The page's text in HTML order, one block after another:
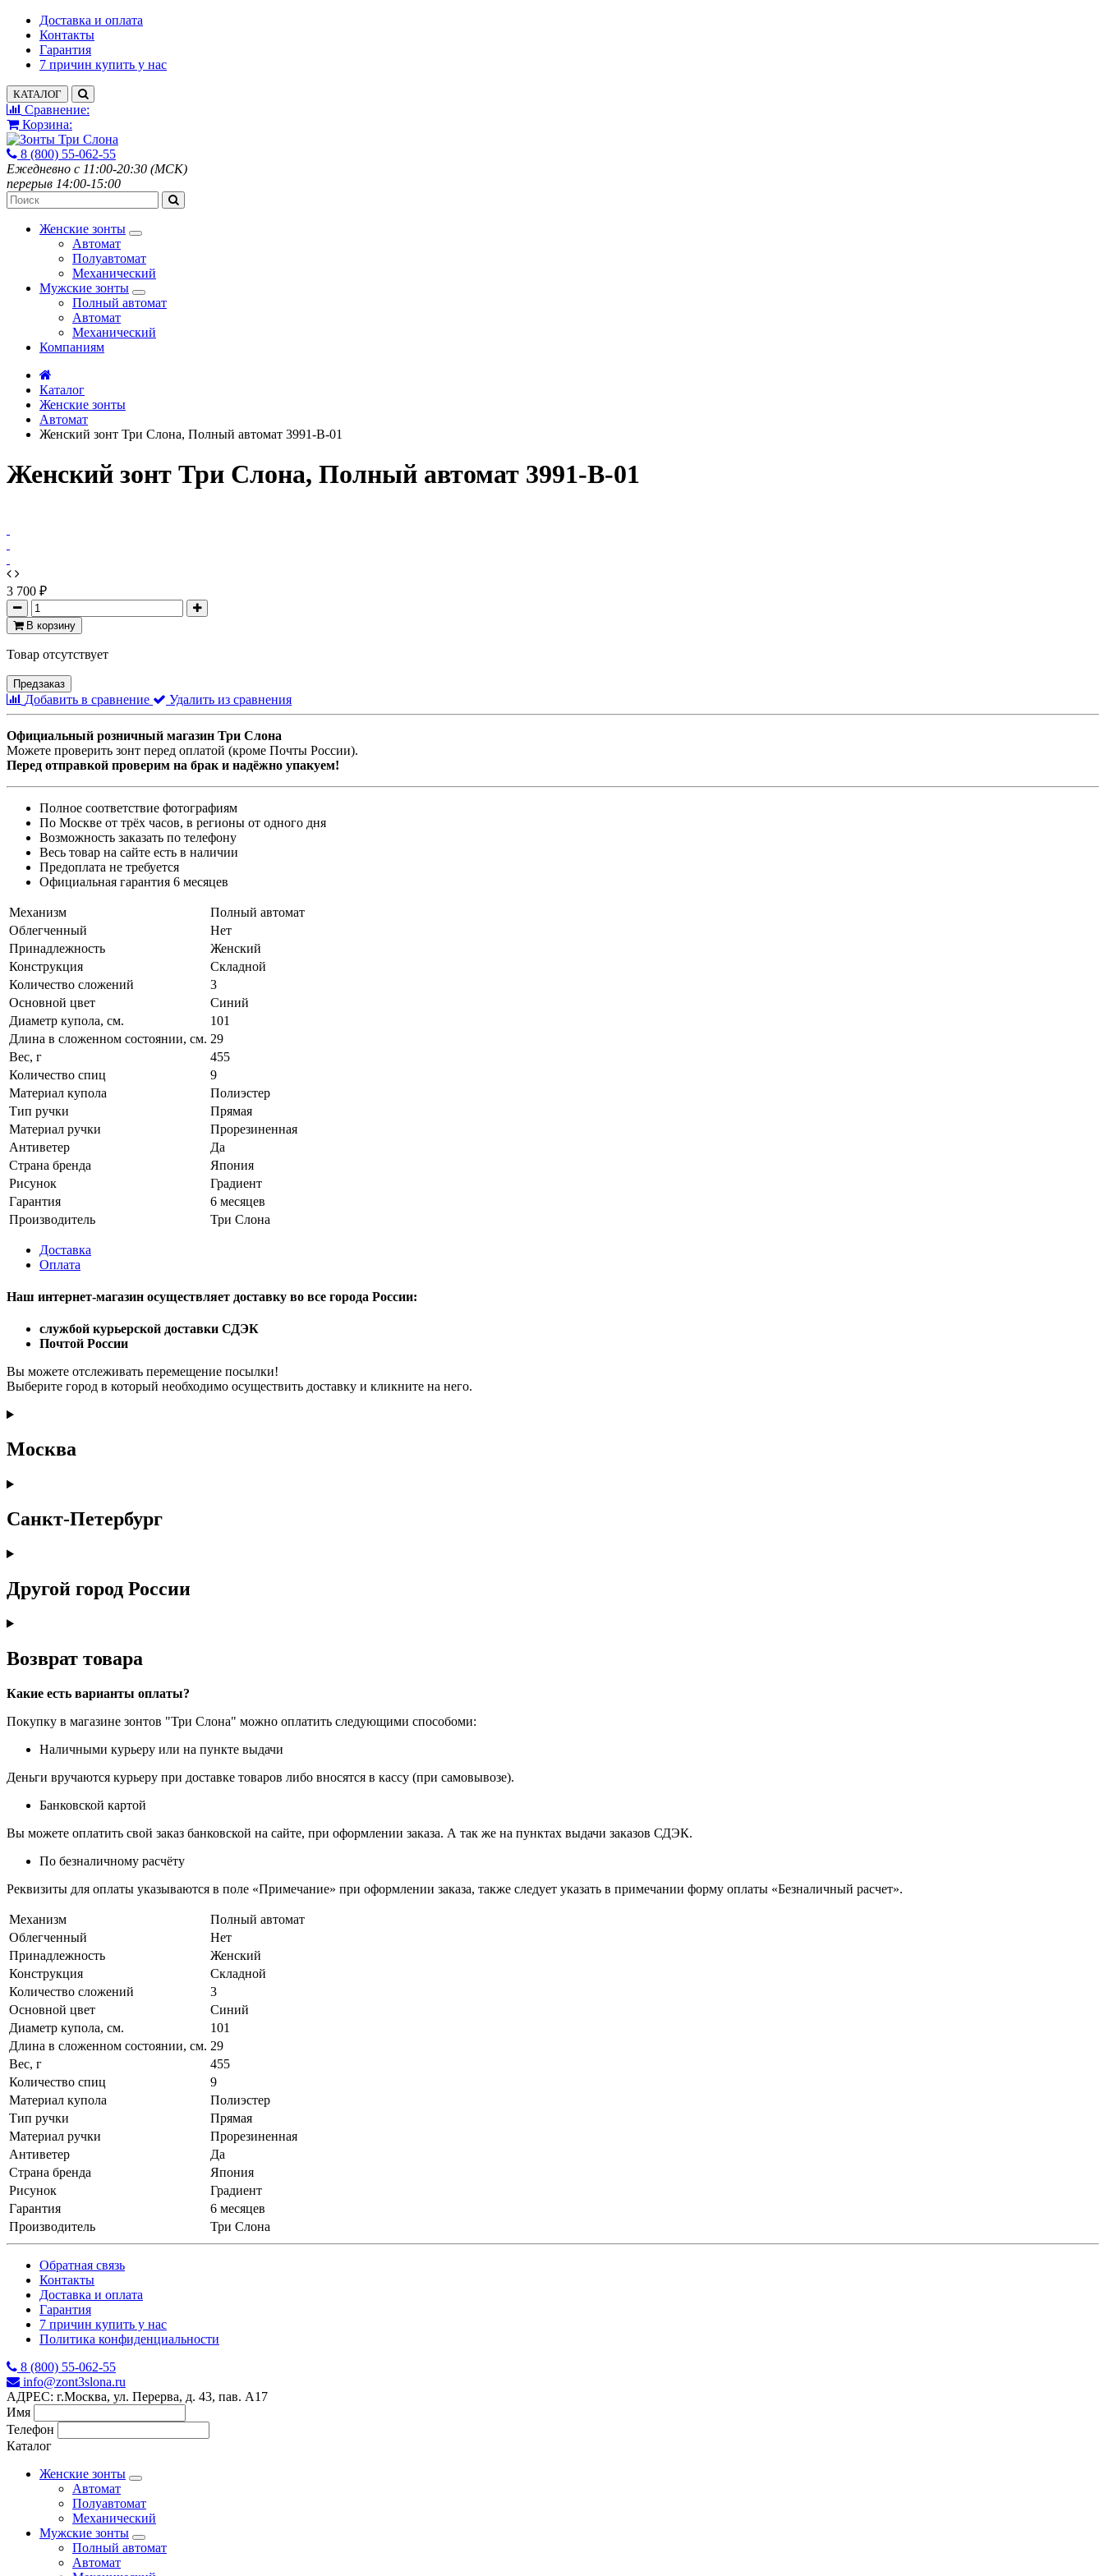
Доставка и оплата
Контакты
Гарантия
7 причин купить у нас
КАТАЛОГ
Сравнение:
Корзина:
8 (800) 55-062-55
Ежедневно с 11:00-20:30 (МСК)
перерыв 14:00-15:00
Женские зонты
Автомат
Полуавтомат
Механический
Мужские зонты
Полный автомат
Автомат
Механический
Компаниям
Каталог
Женские зонты
Автомат
Женский зонт Три Слона, Полный автомат 3991-B-01
Женский зонт Три Слона, Полный автомат 3991-B-01
3 700 ₽
В корзину
Товар отсутствует
Предзаказ
Добавить в сравнение Удалить из сравнения
Официальный розничный магазин Три Слона
Можете проверить зонт перед оплатой (кроме Почты России).
Перед отправкой проверим на брак и надёжно упакуем!
Полное соответствие фотографиям
По Москве от трёх часов, в регионы от одного дня
Возможность заказать по телефону
Весь товар на сайте есть в наличии
Предоплата не требуется
Официальная гарантия 6 месяцев
Механизм
Полный автомат
Облегченный
Нет
Принадлежность
Женский
Конструкция
Складной
Количество сложений
3
Основной цвет
Синий
Диаметр купола, см.
101
Длина в сложенном состоянии, см. 29
Вес, г
455
Количество спиц
9
Материал купола
Полиэстер
Тип ручки
Прямая
Материал ручки
Прорезиненная
Антиветер
Да
Страна бренда
Япония
Рисунок
Градиент
Гарантия
6 месяцев
Производитель
Три Слона
Доставка
Оплата
Наш интернет-магазин осуществляет доставку во все города России:
службой курьерской доставки СДЭК
Почтой России
Вы можете отслеживать перемещение посылки!
Выберите город в который необходимо осуществить доставку и кликните на него.
Москва
Санкт-Петербург
Другой город России
Возврат товара
Какие есть варианты оплаты?
Покупку в магазине зонтов "Три Слона" можно оплатить следующими способоми:
Наличными курьеру или на пункте выдачи
Деньги вручаются курьеру при доставке товаров либо вносятся в кассу (при самовывозе).
Банковской картой
Вы можете оплатить свой заказ банковской на сайте, при оформлении заказа. А так же на пунктах выдачи заказов СДЭК.
По безналичному расчёту
Реквизиты для оплаты указываются в поле «Примечание» при оформлении заказа, также следует указать в примечании форму оплаты «Безналичный расчет».
Механизм
Полный автомат
Облегченный
Нет
Принадлежность
Женский
Конструкция
Складной
Количество сложений
3
Основной цвет
Синий
Диаметр купола, см.
101
Длина в сложенном состоянии, см. 29
Вес, г
455
Количество спиц
9
Материал купола
Полиэстер
Тип ручки
Прямая
Материал ручки
Прорезиненная
Антиветер
Да
Страна бренда
Япония
Рисунок
Градиент
Гарантия
6 месяцев
Производитель
Три Слона
Обратная связь
Контакты
Доставка и оплата
Гарантия
7 причин купить у нас
Политика конфиденциальности
8 (800) 55-062-55
info@zont3slona.ru
АДРЕС: г.Москва, ул. Перерва, д. 43, пав. А17
Имя
Телефон
Каталог
Женские зонты
Автомат
Полуавтомат
Механический
Мужские зонты
Полный автомат
Автомат